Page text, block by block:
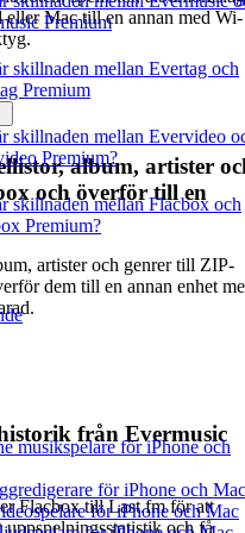
Premium
skillnaden mellan Evertag och
Premium
skillnaden mellan Evervideo
Premium?
skillnaden mellan Flacbox och
Premium?
musikspelare för iPhone och
för iPhone och Mac
för iPhone och Mac
eller Mac till en annan med Wi-
album, artister
och överför till en
artister och genrer till ZIP-
dem till en annan enhet
från Evermusic
Flacbox till Last.fm för att
och få